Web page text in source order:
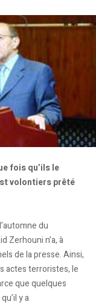
fois qu’ils le
volontiers prêté
du
Zerhouni n’a, à
de la presse. Ainsi,
actes terroristes, le
que quelques
y a